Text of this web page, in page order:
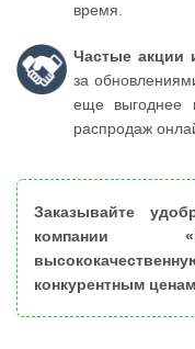
время.
Частые акции
за
еще выгоднее
распродаж
Заказывайте
компании
конкурентным